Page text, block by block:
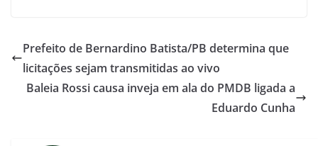
Prefeito de Bernardino Batista/PB determina que
licitações sejam transmitidas ao vivo
Baleia Rossi causa inveja em ala do PMDB ligada a
Eduardo Cunha